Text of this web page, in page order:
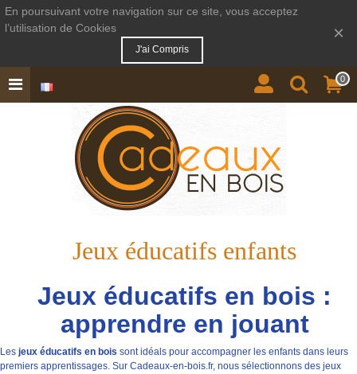
En poursuivant votre navigation sur ce site, vous acceptez
l’utilisation de Cookies
J'ai Compris
×
0
Jeux éducatifs enfants
Jeux éducatifs en bois :
apprendre en jouant
Les jeux éducatifs en bois sont idéals pour accompagner les enfants dans leurs
premiers apprentissages. Sur Cadeaux-en-bois.fr, nous sélectionnons des jeux